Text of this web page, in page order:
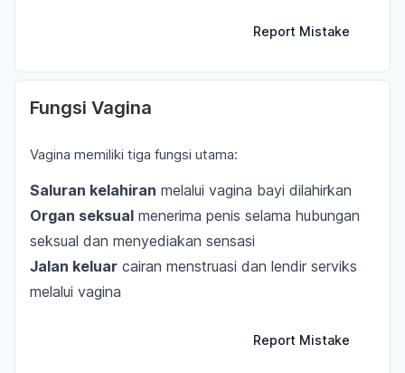
Report Mistake
Fungsi Vagina
Vagina memiliki tiga fungsi utama:
Saluran kelahiran melalui vagina bayi dilahirkan
Organ seksual menerima penis selama hubungan
seksual dan menyediakan sensasi
Jalan keluar cairan menstruasi dan lendir serviks
melalui vagina
Report Mistake